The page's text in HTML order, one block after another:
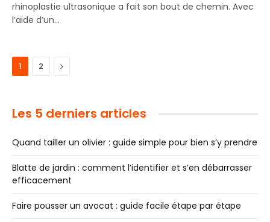
rhinoplastie ultrasonique a fait son bout de chemin. Avec
l’aide d’un…
1 2 Next
Les 5 derniers articles
Quand tailler un olivier : guide simple pour bien s’y prendre
Blatte de jardin : comment l’identifier et s’en débarrasser
efficacement
Faire pousser un avocat : guide facile étape par étape